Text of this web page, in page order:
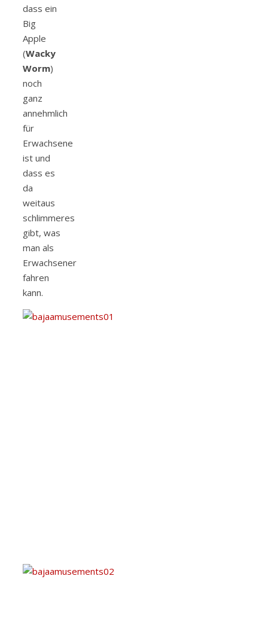
dass ein
Big
Apple
(Wacky
Worm)
noch
ganz
annehmlich
für
Erwachsene
ist und
dass es
da
weitaus
schlimmeres
gibt, was
man als
Erwachsener
fahren
kann.